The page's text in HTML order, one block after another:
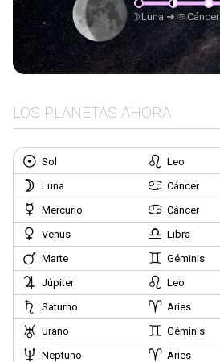
Luna➜ Cáncer
LOS PLANETAS AHORA
Sol Leo
Luna
Cáncer
Mercurio
Cáncer
Venus
Libra
Marte
Géminis
Júpiter
Leo
Saturno
Aries
Urano
Géminis
Neptuno
Aries